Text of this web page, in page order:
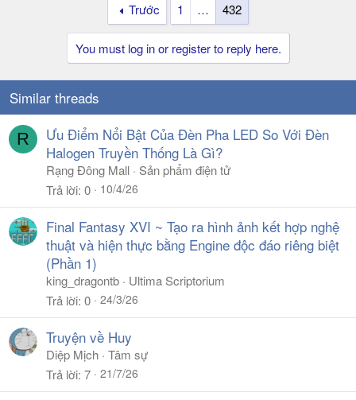
Trước 1 … 432
You must log in or register to reply here.
Similar threads
R
Ưu Điểm Nổi Bật Của Đèn Pha LED So Với Đèn
Halogen Truyền Thống Là Gì?
Rạng Đông Mall
Sản phẩm điện tử
Trả lời 0 10/4/26
Final Fantasy XVI ~ Tạo ra hình ảnh kết hợp nghệ
thuật và hiện thực bằng Engine độc đáo riêng biệt
(Phần 1)
king_dragontb
Ultima Scriptorium
Trả lời 0 24/3/26
Truyện về Huy
Diệp Mịch Tâm sự
Trả lời 7 21/7/26